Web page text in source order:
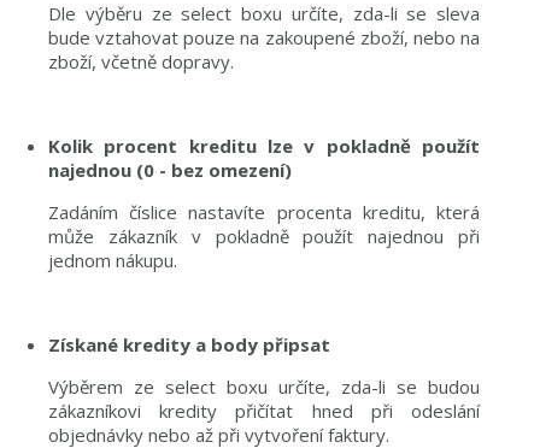
Dle výběru ze select boxu určíte, zda-li se sleva
bude vztahovat pouze na zakoupené zboží, nebo na
zboží, včetně dopravy.
Kolik procent kreditu lze v pokladně použít
najednou (0 - bez omezení)
Zadáním číslice nastavíte procenta kreditu, která
může zákazník v pokladně použít najednou při
jednom nákupu.
Získané kredity a body připsat
Výběrem ze select boxu určíte, zda-li se budou
zákazníkovi kredity přičítat hned při odeslání
objednávky nebo až při vytvoření faktury.